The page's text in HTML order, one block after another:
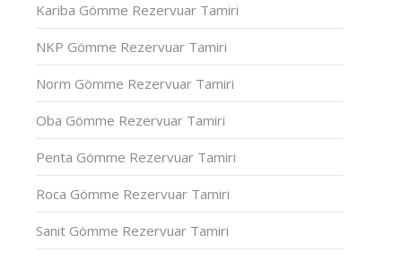
Kariba Gömme Rezervuar Tamiri
NKP Gömme Rezervuar Tamiri
Norm Gömme Rezervuar Tamiri
Oba Gömme Rezervuar Tamiri
Penta Gömme Rezervuar Tamiri
Roca Gömme Rezervuar Tamiri
Sanit Gömme Rezervuar Tamiri